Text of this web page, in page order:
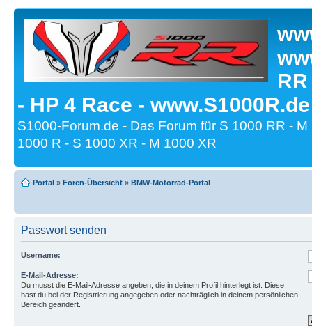
- HP 4 Race -
S1000-Forum.de - Das Forum für S 1000 RR -
1000 R - S 1000 XR - M 1000 XR
Portal » Foren-Übersicht » BMW-Motorrad-Portal
Passwort senden
Username:
E-Mail-Adresse:
Du musst die E-Mail-Adresse angeben, die in deinem Profil hinterlegt ist. Diese
hast du bei der Registrierung angegeben oder nachträglich in deinem persönlichen
Bereich geändert.